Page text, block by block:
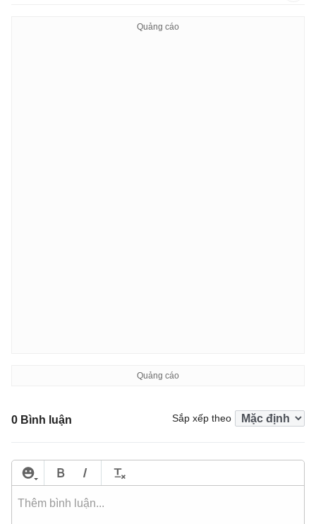
0 Bình luận Sắp xếp theo